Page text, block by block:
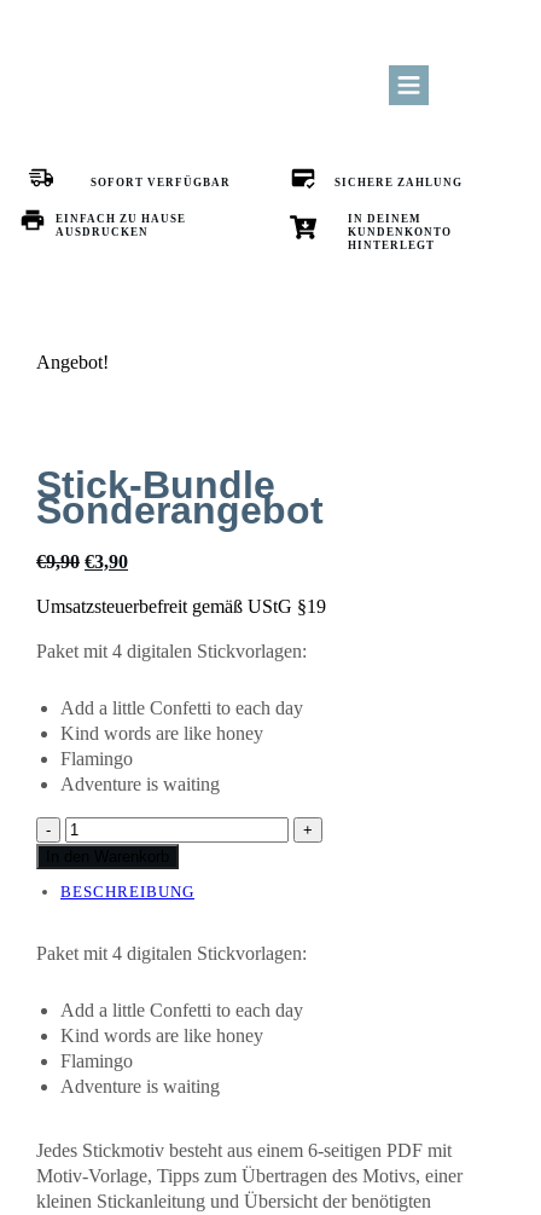
SOFORT VERFÜGBAR SICHERE ZAHLUNG
EINFACH ZU HAUSE
AUSDRUCKEN
IN DEINEM
KUNDENKONTO
HINTERLEGT
Angebot!
Stick-Bundle
Sonderangebot
€9,90 Ursprünglicher
war:
€3,90Aktueller
ist:
Umsatzsteuerbefreit gemäß UStG §19
Paket mit 4 digitalen Stickvorlagen:
Add a little Confetti to each day
Kind words are like honey
Flamingo
Adventure is waiting
-
Stick-
Bundle
[Digital]
+
BESCHREIBUNG
Paket mit 4 digitalen Stickvorlagen:
Add a little Confetti to each day
Kind words are like honey
Flamingo
Adventure is waiting
Jedes Stickmotiv besteht aus einem 6-seitigen PDF mit
Motiv-Vorlage, Tipps zum Übertragen des Motivs, einer
kleinen Stickanleitung und Übersicht der benötigten